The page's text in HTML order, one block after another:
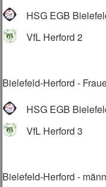
HSG EGB
VfL Herford 2
Bielefeld-Herford -
HSG EGB
VfL Herford 3
Bielefeld-Herford -